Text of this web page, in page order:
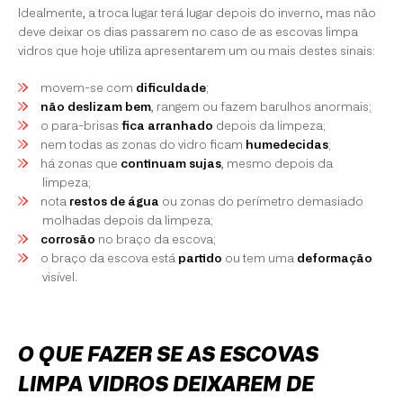
Idealmente, a troca lugar terá lugar depois do inverno, mas não
deve deixar os dias passarem no caso de as escovas limpa
vidros que hoje utiliza apresentarem um ou mais destes sinais:
movem-se com dificuldade;
não deslizam bem, rangem ou fazem barulhos anormais;
o para-brisas fica arranhado depois da limpeza;
nem todas as zonas do vidro ficam humedecidas;
há zonas que continuam sujas, mesmo depois da
limpeza;
notarestos de água ou zonas do perímetro demasiado
molhadas depois da limpeza;
corrosão no braço da escova;
o braço da escova está partido ou tem uma deformação
visível.
O QUE FAZER SE AS ESCOVAS
LIMPA VIDROS DEIXAREM DE